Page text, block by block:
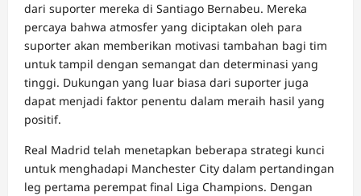
dari suporter mereka di Santiago Bernabeu. Mereka
percaya bahwa atmosfer yang diciptakan oleh para
suporter akan memberikan motivasi tambahan bagi tim
untuk tampil dengan semangat dan determinasi yang
tinggi. Dukungan yang luar biasa dari suporter juga
dapat menjadi faktor penentu dalam meraih hasil yang
positif.
Real Madrid telah menetapkan beberapa strategi kunci
untuk menghadapi Manchester City dalam pertandingan
leg pertama perempat final Liga Champions. Dengan